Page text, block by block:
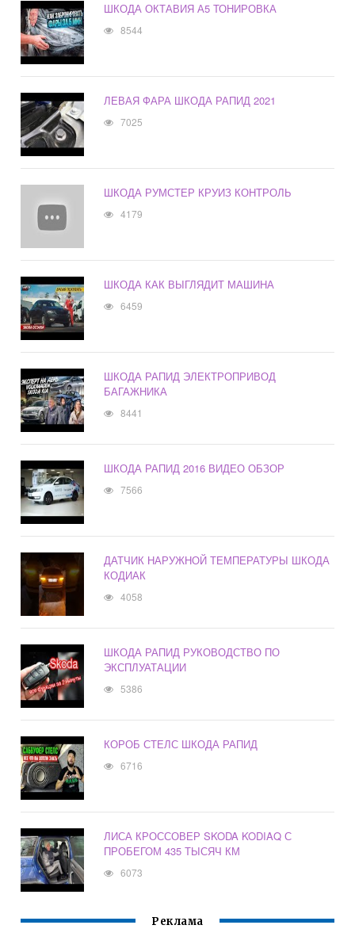
ШКОДА ОКТАВИЯ А5 ТОНИРОВКА
8544
ЛЕВАЯ ФАРА ШКОДА РАПИД 2021
7025
ШКОДА РУМСТЕР КРУИЗ КОНТРОЛЬ
4179
ШКОДА КАК ВЫГЛЯДИТ МАШИНА
6459
ШКОДА РАПИД ЭЛЕКТРОПРИВОД
БАГАЖНИКА
8441
ШКОДА РАПИД 2016 ВИДЕО ОБЗОР
7566
ДАТЧИК НАРУЖНОЙ ТЕМПЕРАТУРЫ ШКОДА
КОДИАК
4058
ШКОДА РАПИД РУКОВОДСТВО ПО
ЭКСПЛУАТАЦИИ
5386
КОРОБ СТЕЛС ШКОДА РАПИД
6716
ЛИСА КРОССОВЕР SKODA KODIAQ С
ПРОБЕГОМ 435 ТЫСЯЧ КМ
6073
Реклама